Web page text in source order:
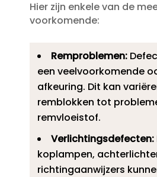
Hier zijn enkele van de
voorkomende:
Remproblemen:
een veelvoorkomende
afkeuring.​ Dit kan
remblokken tot
remvloeistof.​
Verlichtingsdefecten:
koplampen,
richtingaanwijzers